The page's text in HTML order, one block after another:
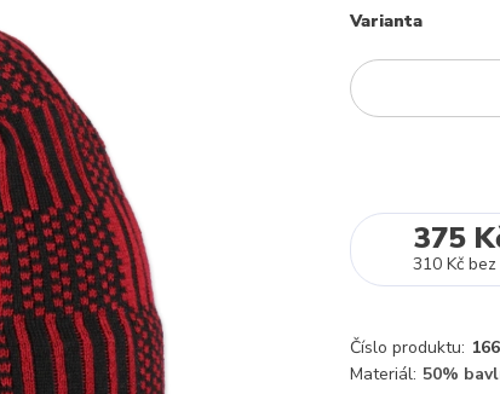
Varianta
375
310 Kč bez
Číslo produktu:
Materiál: 50%